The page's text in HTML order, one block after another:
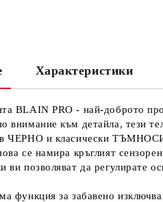
Характеристики
BLAIN PRO - най-доброто
внимание към детайла, тези
в ЧЕРНО и класически
се намира кръглият
ви позволяват да регулирате
функция за забавено